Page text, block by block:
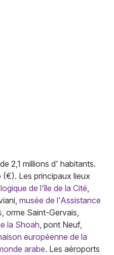
2,1 millions d' habitants.
(€). Les principaux lieux
de l'île de la Cité
musée de l'Assistance
, orme Saint-Gervais,
la Shoah , pont Neuf,
européenne de la
arabe. Les aéroports